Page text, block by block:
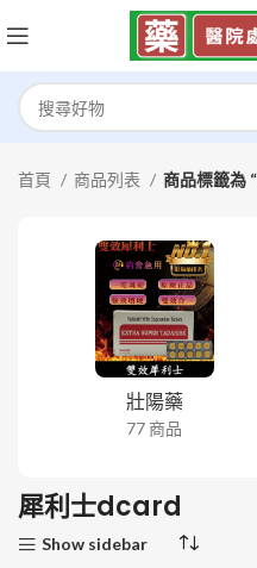
首頁 商品列表 商品標籤為
壯陽藥
77 商品
犀利士dcard
Show sidebar